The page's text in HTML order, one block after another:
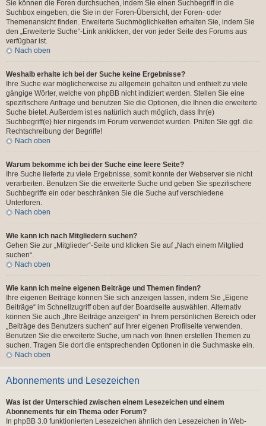
Sie können die Foren durchsuchen, indem Sie einen Suchbegriff in die
Suchbox eingeben, die Sie in der Foren-Übersicht, der Foren- oder
Themenansicht finden. Erweiterte Suchmöglichkeiten erhalten Sie, indem Sie
den „Erweiterte Suche“-Link anklicken, der von jeder Seite des Forums aus
verfügbar ist.
Nach oben
Weshalb erhalte ich bei der Suche keine Ergebnisse?
Ihre Suche war möglicherweise zu allgemein gehalten und enthielt zu viele
gängige Wörter, welche von phpBB nicht indiziert werden. Stellen Sie eine
spezifischere Anfrage und benutzen Sie die Optionen, die Ihnen die erweiterte
Suche bietet. Außerdem ist es natürlich auch möglich, dass Ihr(e)
Suchbegriff(e) hier nirgends im Forum verwendet wurden. Prüfen Sie ggf. die
Rechtschreibung der Begriffe!
Nach oben
Warum bekomme ich bei der Suche eine leere Seite?
Ihre Suche lieferte zu viele Ergebnisse, somit konnte der Webserver sie nicht
verarbeiten. Benutzen Sie die erweiterte Suche und geben Sie spezifischere
Suchbegriffe ein oder beschränken Sie die Suche auf verschiedene
Unterforen.
Nach oben
Wie kann ich nach Mitgliedern suchen?
Gehen Sie zur „Mitglieder“-Seite und klicken Sie auf „Nach einem Mitglied
suchen“.
Nach oben
Wie kann ich meine eigenen Beiträge und Themen finden?
Ihre eigenen Beiträge können Sie sich anzeigen lassen, indem Sie „Eigene
Beiträge“ im Schnellzugriff oben auf der Boardseite auswählen. Alternativ
können Sie auch „Ihre Beiträge anzeigen“ in Ihrem persönlichen Bereich oder
„Beiträge des Benutzers suchen“ auf Ihrer eigenen Profilseite verwenden.
Benutzen Sie die erweiterte Suche, um nach von Ihnen erstellen Themen zu
suchen. Tragen Sie dort die entsprechenden Optionen in die Suchmaske ein.
Nach oben
Abonnements und Lesezeichen
Was ist der Unterschied zwischen einem Lesezeichen und einem
Abonnements für ein Thema oder Forum?
In phpBB 3.0 funktionierten Lesezeichen ähnlich den Lesezeichen in Web-